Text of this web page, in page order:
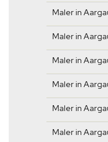
Maler in
Maler in
Maler in
Maler in
Maler in
Maler in